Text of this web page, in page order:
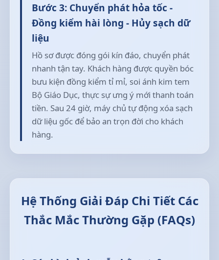
Bước 3: Chuyển phát hỏa tốc -
Đồng kiểm hài lòng - Hủy sạch dữ
liệu
Hồ sơ được đóng gói kín đáo, chuyển phát
nhanh tận tay. Khách hàng được quyền bóc
bưu kiện đồng kiểm tỉ mỉ, soi ánh kim tem
Bộ Giáo Dục, thực sự ưng ý mới thanh toán
tiền. Sau 24 giờ, máy chủ tự động xóa sạch
dữ liệu gốc để bảo an trọn đời cho khách
hàng.
Hệ Thống Giải Đáp Chi Tiết Các
Thắc Mắc Thường Gặp (FAQs)